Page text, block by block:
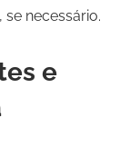
necessário.
e